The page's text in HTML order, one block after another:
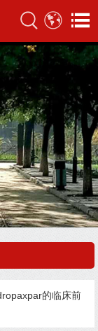
的临床前